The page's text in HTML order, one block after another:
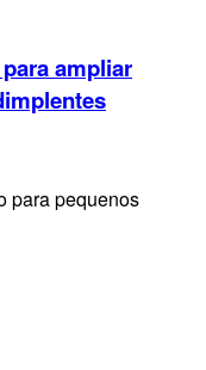
ampliar
para pequenos